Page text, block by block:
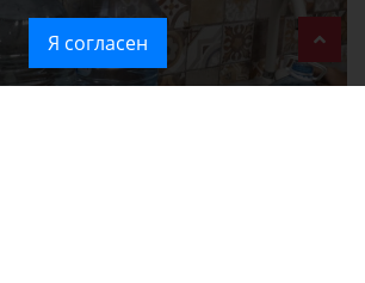
Я согласен